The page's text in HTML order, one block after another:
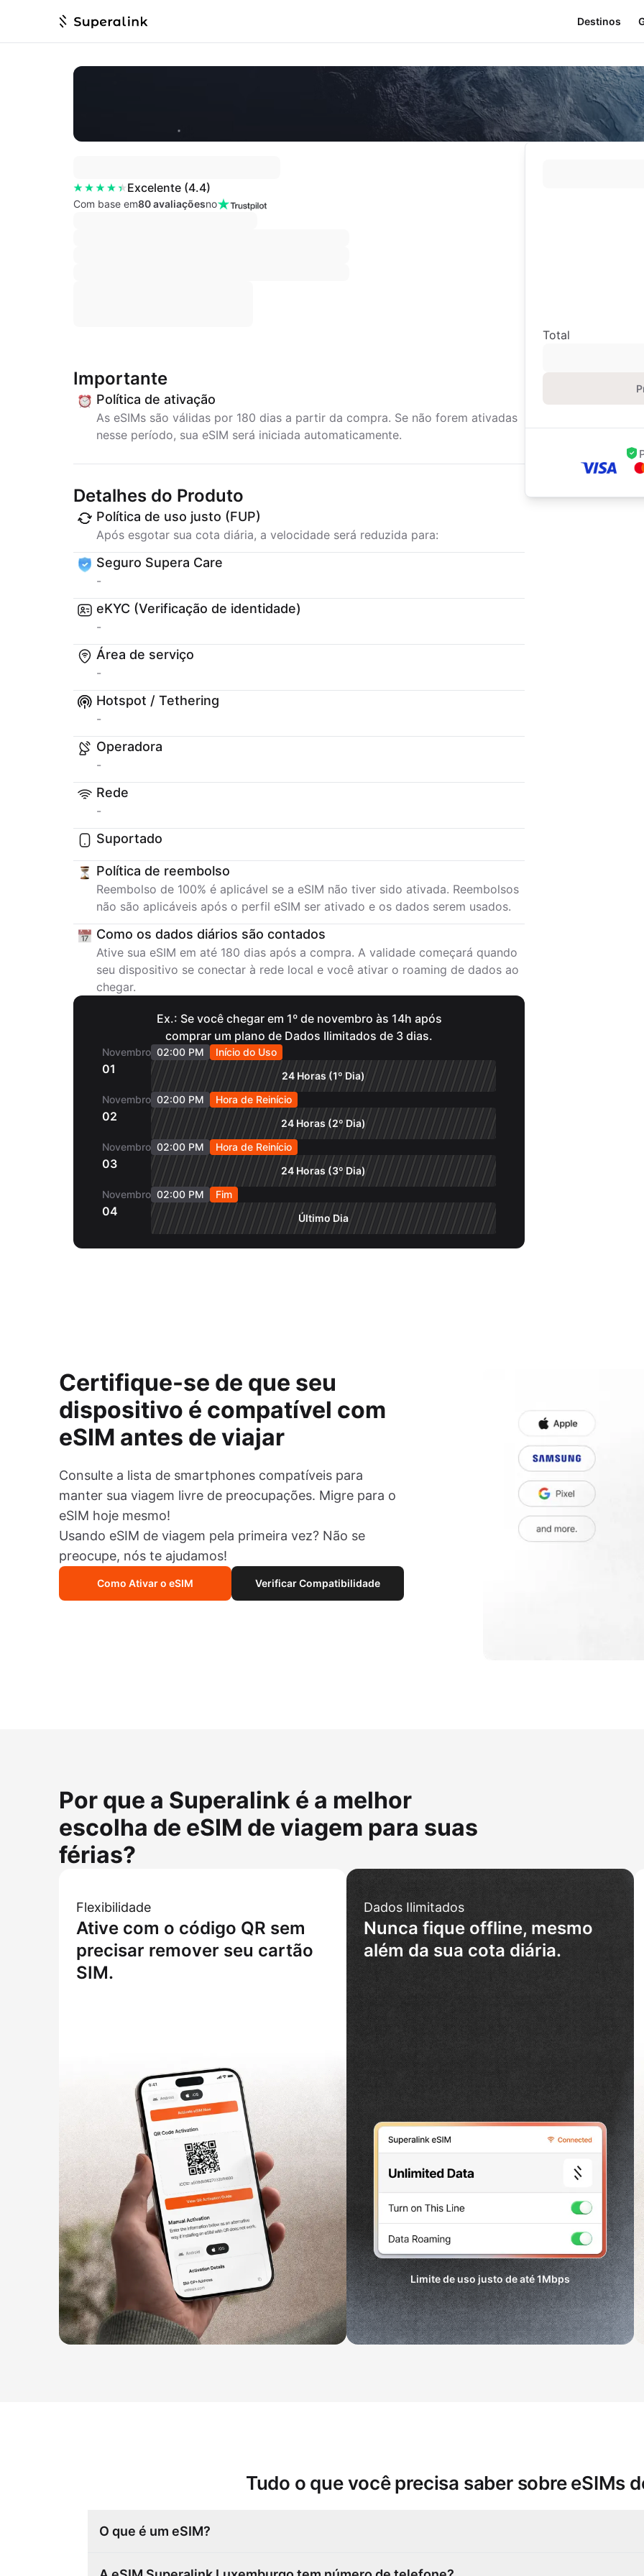
Destinos
Excelente (4.4)
Com base em80 avaliaçõesno
Importante
Política de ativação
As eSIMs são válidas por 180 dias a partir da compra. Se não forem ativadas
nesse período, sua eSIM será iniciada automaticamente.
Detalhes do Produto
Política de uso justo (FUP)
Após esgotar sua cota diária, a velocidade será reduzida para:
Seguro Supera Care
-
eKYC (Verificação de identidade)
-
Área de serviço
-
Hotspot / Tethering
-
Operadora
-
Rede
-
Suportado
Política de reembolso
Reembolso de 100% é aplicável se a eSIM não tiver sido ativada. Reembolsos
não são aplicáveis após o perfil eSIM ser ativado e os dados serem usados.
Como os dados diários são contados
Ative sua eSIM em até 180 dias após a compra. A validade começará quando
seu dispositivo se conectar à rede local e você ativar o roaming de dados ao
chegar.
Ex.: Se você chegar em 1º de novembro às 14h após
comprar um plano de Dados Ilimitados de 3 dias.
Novembro
01
02:00 PM
Início do Uso
24 Horas (1º Dia)
Novembro
02
02:00 PM
Hora de Reinício
24 Horas (2º Dia)
Novembro
03
02:00 PM
Hora de Reinício
24 Horas (3º Dia)
Novembro
04
02:00 PM
Fim
Último Dia
Total
Certifique-se de que seu
dispositivo é compatível com
eSIM antes de viajar
Consulte a lista de smartphones compatíveis para
manter sua viagem livre de preocupações. Migre para o
eSIM hoje mesmo!
Usando eSIM de viagem pela primeira vez? Não se
preocupe, nós te ajudamos!
Como Ativar o eSIM Verificar Compatibilidade
Por que a Superalink é a melhor
escolha de eSIM de viagem para suas
férias?
Flexibilidade
Ative com o código QR sem
precisar remover seu cartão
SIM.
Dados Ilimitados
Nunca fique offline, mesmo
além da sua cota diária.
Limite de uso justo de até1Mbps
Tudo o que você precisa saber sobre eSIMs
O que é um eSIM?